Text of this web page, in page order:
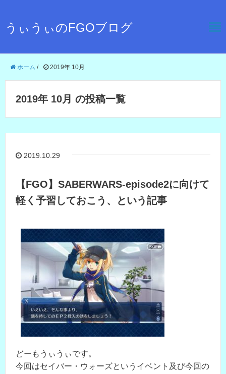
うぃうぃのFGOブログ
ホーム / 2019年 10月
2019年 10月 の投稿一覧
2019.10.29
【FGO】SABERWARS-episode2に向けて
軽く予習しておこう、という記事
どーもうぃうぃです。
今回はセイバー・ウォーズというイベント及び今回の